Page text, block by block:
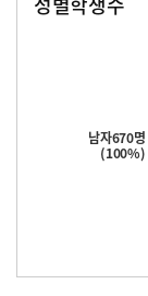
남자670명
(100%)